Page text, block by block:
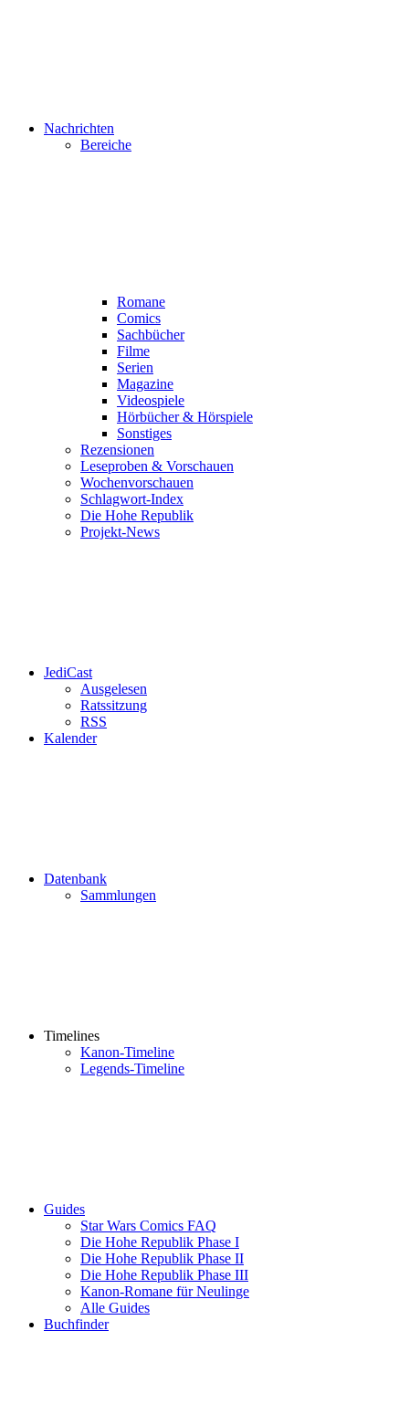
Nachrichten
Bereiche
Romane
Comics
Sachbücher
Filme
Serien
Magazine
Videospiele
Hörbücher & Hörspiele
Sonstiges
Rezensionen
Leseproben & Vorschauen
Wochenvorschauen
Schlagwort-Index
Die Hohe Republik
Projekt-News
JediCast
Ausgelesen
Ratssitzung
RSS
Kalender
Datenbank
Sammlungen
Timelines
Kanon-Timeline
Legends-Timeline
Guides
Star Wars Comics FAQ
Die Hohe Republik Phase I
Die Hohe Republik Phase II
Die Hohe Republik Phase III
Kanon-Romane für Neulinge
Alle Guides
Buchfinder